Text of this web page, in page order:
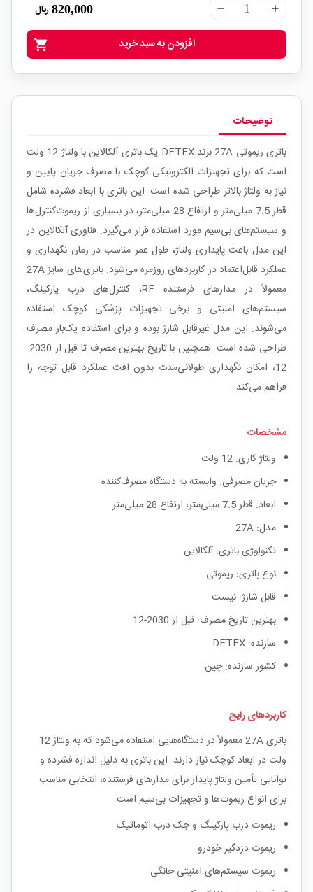
remove add
820,000 ریال
shopping_cart افزودن به سبد خرید
توضیحات
باتری ریموتی 27A برند DETEX یک باتری آلکالاین با ولتاژ 12 ولت
است که برای تجهیزات الکترونیکی کوچک با مصرف جریان پایین و
نیاز به ولتاژ بالاتر طراحی شده است. این باتری با ابعاد فشرده شامل
قطر 7.5 میلی‌متر و ارتفاع 28 میلی‌متر، در بسیاری از ریموت‌کنترل‌ها
و سیستم‌های بی‌سیم مورد استفاده قرار می‌گیرد. فناوری آلکالاین در
این مدل باعث پایداری ولتاژ، طول عمر مناسب در زمان نگهداری و
عملکرد قابل‌اعتماد در کاربردهای روزمره می‌شود. باتری‌های سایز 27A
معمولاً در مدارهای فرستنده RF، کنترل‌های درب پارکینگ،
سیستم‌های امنیتی و برخی تجهیزات پزشکی کوچک استفاده
می‌شوند. این مدل غیرقابل شارژ بوده و برای استفاده یک‌بار مصرف
طراحی شده است. همچنین با تاریخ بهترین مصرف تا قبل از 2030-
12، امکان نگهداری طولانی‌مدت بدون افت عملکرد قابل توجه را
فراهم می‌کند.
مشخصات
ولتاژ کاری: 12 ولت
جریان مصرفی: وابسته به دستگاه مصرف‌کننده
ابعاد: قطر 7.5 میلی‌متر، ارتفاع 28 میلی‌متر
مدل: 27A
تکنولوژی باتری: آلکالاین
نوع باتری: ریموتی
قابل شارژ: نیست
بهترین تاریخ مصرف: قبل از 2030-12
سازنده: DETEX
کشور سازنده: چین
کاربردهای رایج
باتری 27A معمولاً در دستگاه‌هایی استفاده می‌شود که به ولتاژ 12
ولت در ابعاد کوچک نیاز دارند. این باتری به دلیل اندازه فشرده و
توانایی تأمین ولتاژ پایدار برای مدارهای فرستنده، انتخابی مناسب
برای انواع ریموت‌ها و تجهیزات بی‌سیم است.
ریموت درب پارکینگ و جک درب اتوماتیک
ریموت دزدگیر خودرو
ریموت سیستم‌های امنیتی خانگی